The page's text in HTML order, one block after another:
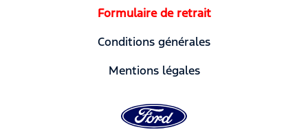
Formulaire de retrait
Conditions générales
Mentions légales